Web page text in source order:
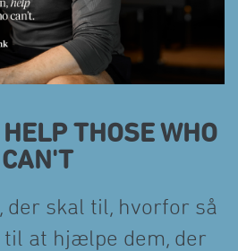
THOSE WHO
CAN'T󠀲󠀨󠀨󠀳
der skal til, hvorfor så
til at hjælpe dem, der